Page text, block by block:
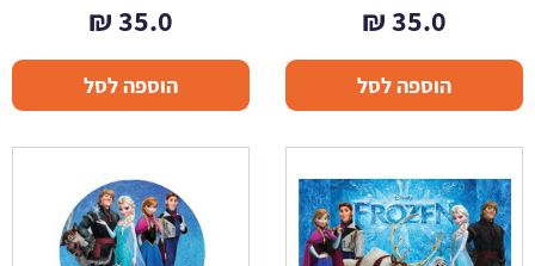
35.0
₪
הוספה לסל
35.0
₪
הוספה לסל